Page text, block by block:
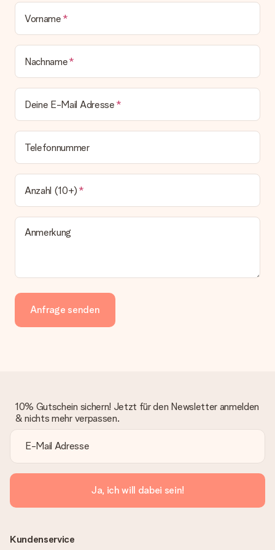
Vorname
Nachname
Deine E-Mail Adresse
Telefonnummer
Anzahl (10+)
Anmerkung
Anfrage senden
10% Gutschein sichern! Jetzt für den Newsletter anmelden
& nichts mehr verpassen.
Ja, ich will dabei sein!
Kundenservice